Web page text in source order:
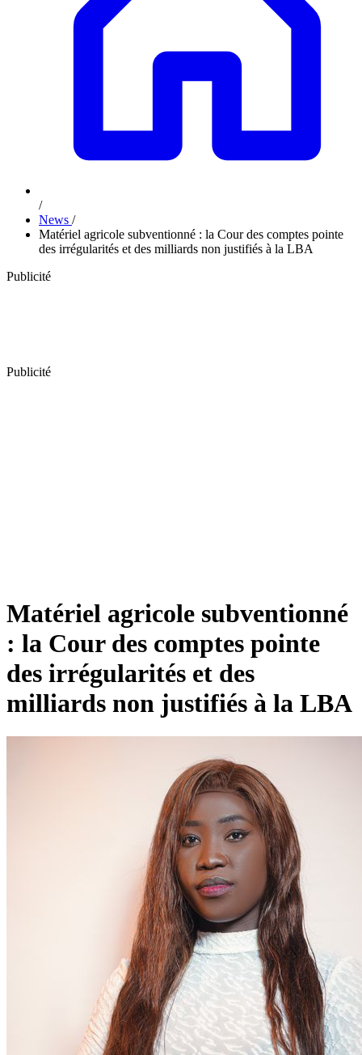
/
News /
Matériel agricole subventionné : la Cour des comptes pointe
des irrégularités et des milliards non justifiés à la LBA
Publicité
Publicité
Matériel agricole subventionné
: la Cour des comptes pointe
des irrégularités et des
milliards non justifiés à la LBA